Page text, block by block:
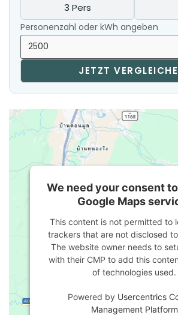
3 Pers
Personenzahl oder kWh angeben
JETZT
We need your consent
Google Maps
This content is not permitted to
trackers that are not disclosed
The website owner needs to
with their CMP to add this
of technologies used.
Powered by Usercentrics
Management Platform